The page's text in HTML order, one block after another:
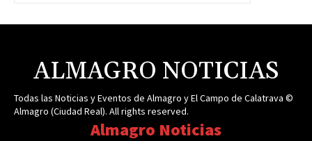
ALMAGRO NOTICIAS
Todas las Noticias y Eventos de Almagro y El Campo de Calatrava ©
Almagro (Ciudad Real). All rights reserved.
Almagro Noticias